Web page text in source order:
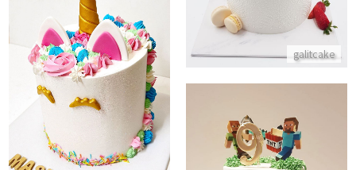
galitcake עוגת חד קרן מושלמת למסיבה
התקשר/י